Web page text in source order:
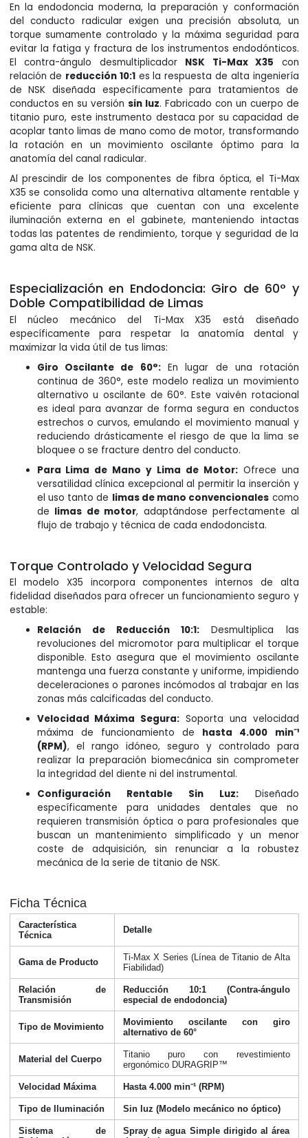
En la endodoncia moderna, la preparación y conformación
del conducto radicular exigen una precisión absoluta, un
torque sumamente controlado y la máxima seguridad para
evitar la fatiga y fractura de los instrumentos endodónticos.
El contra-ángulo desmultiplicador NSK Ti-Max X35 con
relación de reducción 10:1es la respuesta de alta ingeniería
de NSK diseñada específicamente para tratamientos de
conductos en su versiónsin luz. Fabricado con un cuerpo de
titanio puro, este instrumento destaca por su capacidad de
acoplar tanto limas de mano como de motor, transformando
la rotación en un movimiento oscilante óptimo para la
anatomía del canal radicular.
Al prescindir de los componentes de fibra óptica, el Ti-Max
X35 se consolida como una alternativa altamente rentable y
eficiente para clínicas que cuentan con una excelente
iluminación externa en el gabinete, manteniendo intactas
todas las patentes de rendimiento, torque y seguridad de la
gama alta de NSK.
Especialización en Endodoncia: Giro de 60° y
Doble Compatibilidad de Limas
El núcleo mecánico del Ti-Max X35 está diseñado
específicamente para respetar la anatomía dental y
maximizar la vida útil de tus limas:
Giro Oscilante de 60°:En lugar de una rotación
continua de 360°, este modelo realiza un movimiento
alternativo u oscilante de 60°. Este vaivén rotacional
es ideal para avanzar de forma segura en conductos
estrechos o curvos, emulando el movimiento manual y
reduciendo drásticamente el riesgo de que la lima se
bloquee o se fracture dentro del conducto.
Para Lima de Mano y Lima de Motor:Ofrece una
versatilidad clínica excepcional al permitir la inserción y
el uso tanto de limas de mano convencionales como
de limas de motor, adaptándose perfectamente al
flujo de trabajo y técnica de cada endodoncista.
Torque Controlado y Velocidad Segura
El modelo X35 incorpora componentes internos de alta
fidelidad diseñados para ofrecer un funcionamiento seguro y
estable:
Relación de Reducción 10:1: Desmultiplica las
revoluciones del micromotor para multiplicar el torque
disponible. Esto asegura que el movimiento oscilante
mantenga una fuerza constante y uniforme, impidiendo
deceleraciones o parones incómodos al trabajar en las
zonas más calcificadas del conducto.
Velocidad Máxima Segura: Soporta una velocidad
máxima de funcionamiento de hasta 4.000 min⁻¹
(RPM), el rango idóneo, seguro y controlado para
realizar la preparación biomecánica sin comprometer
la integridad del diente ni del instrumental.
Configuración Rentable Sin Luz:Diseñado
específicamente para unidades dentales que no
requieren transmisión óptica o para profesionales que
buscan un mantenimiento simplificado y un menor
coste de adquisición, sin renunciar a la robustez
mecánica de la serie de titanio de NSK.
Ficha Técnica
Característica
Técnica
Detalle
Gama de Producto
Ti-Max X Series (Línea de Titanio de Alta
Fiabilidad)
Relación de
Transmisión
Reducción 10:1 (Contra-ángulo
especial de endodoncia)
Tipo de Movimiento
Movimiento oscilante con giro
alternativo de 60°
Material del Cuerpo
Titanio puro con revestimiento
ergonómico DURAGRIP™
Velocidad Máxima Hasta 4.000 min⁻¹ (RPM)
Tipo de Iluminación Sin luz (Modelo mecánico no óptico)
Sistema de
Spray de agua Simple dirigido al área